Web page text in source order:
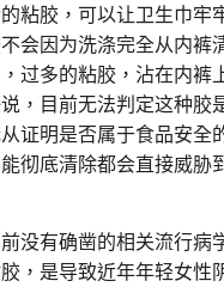
粘胶，可以让卫生巾牢
会因为洗涤完全从内裤
过多的粘胶，沾在内裤
，目前无法判定这种胶
证明是否属于食品安全
彻底清除都会直接威胁
有确凿的相关流行病
，是导致近年年轻女性